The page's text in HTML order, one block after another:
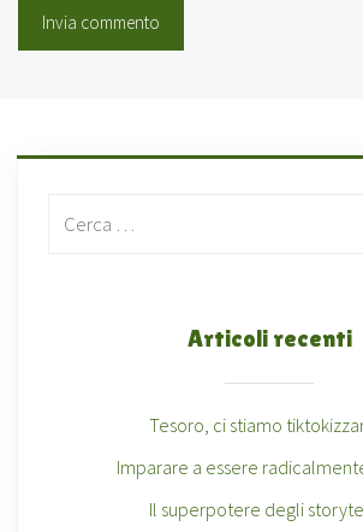
Articoli recenti
Tesoro, ci stiamo
Imparare a essere
Il superpotere degli